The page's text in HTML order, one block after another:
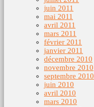
juin 2011
mai 2011
avril 2011
mars 2011
février 2011
janvier 2011
décembre 2010
novembre 2010
septembre 2010
juin 2010
avril 2010
mars 2010